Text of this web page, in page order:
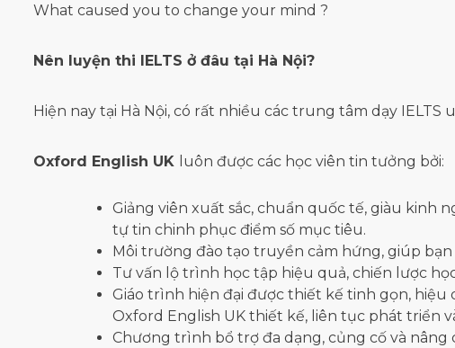
What caused you to change your mind ?
Nên luyện thi IELTS ở đâu tại Hà Nội?
Hiện nay tại Hà Nội, có rất nhiều các trung tâm dạy IELTS
Oxford English UK luôn được các học viên tin tưởng bởi:
Giảng viên xuất sắc, chuẩn quốc tế, giàu kinh
tự tin chinh phục điểm số mục tiêu.
Môi trường đào tạo truyền cảm hứng, giúp
Tư vấn lộ trình học tập hiệu quả, chiến lược
Giáo trình hiện đại được thiết kế tinh gọn, hiệu
Oxford English UK thiết kế, liên tục phát triển
Chương trình bổ trợ đa dạng, củng cố và nâng